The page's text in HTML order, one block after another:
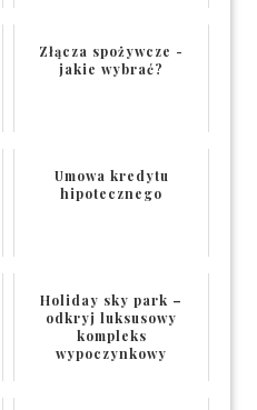
Złącza spożywcze -
jakie wybrać?
Umowa kredytu
hipotecznego
Holiday sky park –
odkryj luksusowy
kompleks
wypoczynkowy